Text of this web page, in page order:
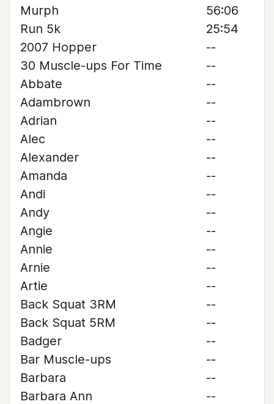
Murph
56:06
Run 5k
25:54
2007 Hopper
--
30 Muscle-ups For Time
--
Abbate
--
Adambrown
--
Adrian
--
Alec
--
Alexander
--
Amanda
--
Andi
--
Andy
--
Angie
--
Annie
--
Arnie
--
Artie
--
Back Squat 3RM
--
Back Squat 5RM
--
Badger
--
Bar Muscle-ups
--
Barbara
--
Barbara Ann
--